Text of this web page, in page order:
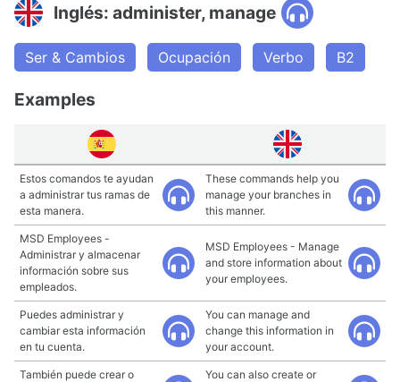
Inglés: administer, manage
Ser & Cambios Ocupación Verbo B2
Examples
Estos comandos te ayudan
a administrar tus ramas de
esta manera.
These commands help you
manage your branches in
this manner.
MSD Employees -
Administrar y almacenar
información sobre sus
empleados.
MSD Employees - Manage
and store information about
your employees.
Puedes administrar y
cambiar esta información
en tu cuenta.
You can manage and
change this information in
your account.
También puede crear o
You can also create or